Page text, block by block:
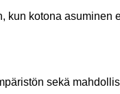
kun ko­to­na asu­mi­nen
sekä